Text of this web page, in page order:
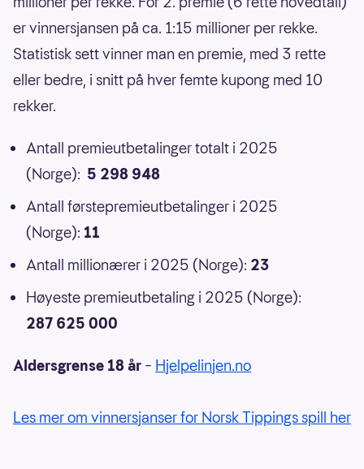
er vinnersjansen på ca. 1:15 millioner per rekke.
Statistisk sett vinner man en premie, med 3 rette
eller bedre, i snitt på hver femte kupong med 10
rekker.
Antall premieutbetalinger totalt i 2025
(Norge): 5 298 948
Antall førstepremieutbetalinger i 2025
(Norge): 11
Antall millionærer i 2025 (Norge): 23
Høyeste premieutbetaling i 2025 (Norge):
287 625 000
Aldersgrense 18 år – Hjelpelinjen.no
Les mer om vinnersjanser for Norsk Tippings spill her